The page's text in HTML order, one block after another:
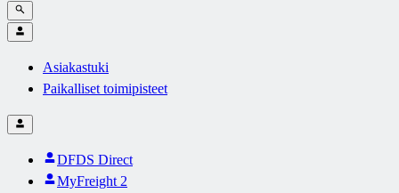
Asiakastuki
Paikalliset toimipisteet
DFDS Direct
MyFreight 2